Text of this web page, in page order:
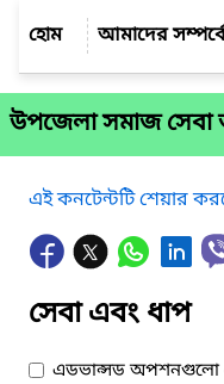
আমাদের
উপজেলা সমাজ
এই কনটেন্টটি শেয়ার
সেবা এবং ধাপ
এডভান্সড অপশনগুলো